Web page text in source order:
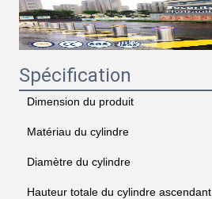
Spécification
Dimension du produit
Matériau du cylindre
Diamètre du cylindre
Hauteur totale du cylindre ascendant